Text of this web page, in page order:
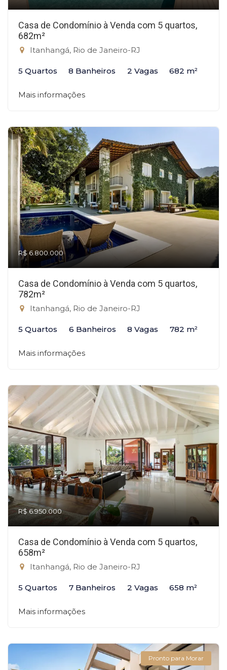
Casa de Condomínio à Venda com 5 quartos,
682m²
Itanhangá, Rio de Janeiro-RJ
5 Quartos 8 Banheiros 2 Vagas 682 m²
Mais informações
R$ 6.800.000
Casa de Condomínio à Venda com 5 quartos,
782m²
Itanhangá, Rio de Janeiro-RJ
5 Quartos 6 Banheiros 8 Vagas 782 m²
Mais informações
R$ 6.950.000
Casa de Condomínio à Venda com 5 quartos,
658m²
Itanhangá, Rio de Janeiro-RJ
5 Quartos 7 Banheiros 2 Vagas 658 m²
Mais informações
Pronto para Morar